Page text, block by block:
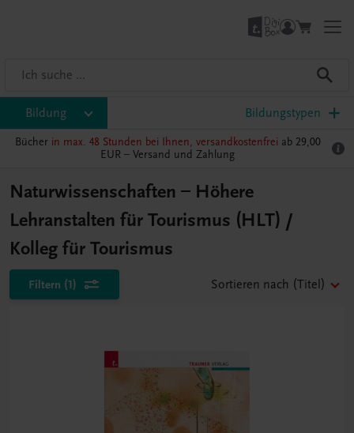
Bildung Bildungstypen
Bücher in max. 48 Stunden bei Ihnen, versandkostenfrei ab 29,00
EUR – Versand und Zahlung
Naturwissenschaften – Höhere
Lehranstalten für Tourismus (HLT) /
Kolleg für Tourismus
Filtern (1) Sortieren nach (Titel)